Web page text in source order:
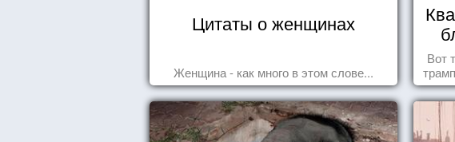
Цитаты о женщинах
Женщина - как много в этом слове...
Вот